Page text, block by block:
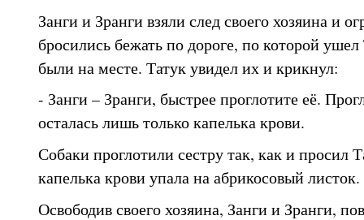
Занги и Зранги взяли след своего хозяина и
бросились бежать по дороге, по которой
были на месте. Татук увидел их и крикнул:
- Занги – Зранги, быстрее проглотите её.
осталась лишь только капелька крови.
Собаки проглотили сестру так, как и просил
капелька крови упала на абрикосовый листок.
Освободив своего хозяина, Занги и Зранги,